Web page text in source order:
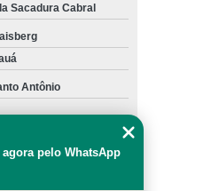
Sacadura Cabral
Antônio
Penal –
agora pelo WhatsApp